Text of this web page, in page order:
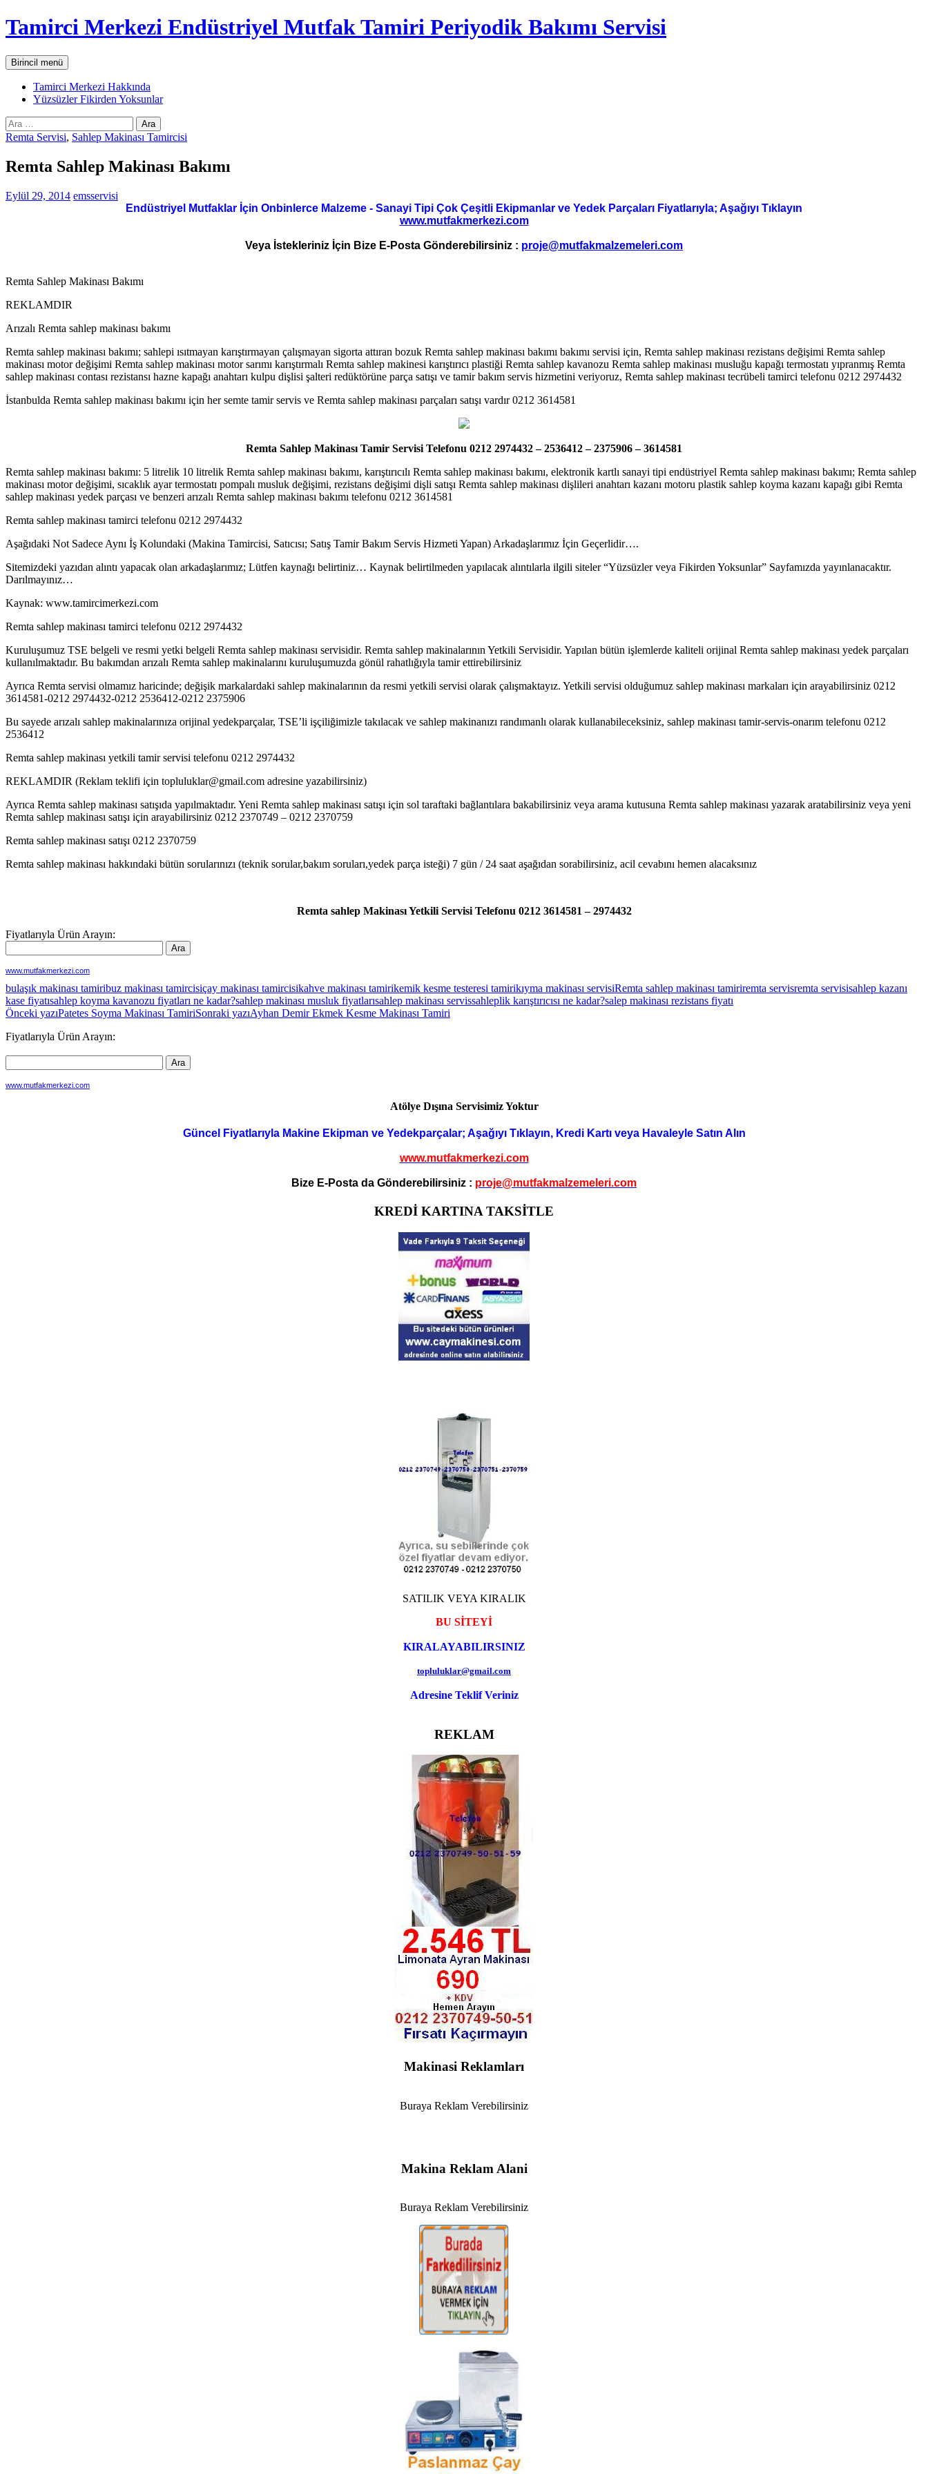
İçeriğe
atla
Tamirci Merkezi Endüstriyel Mutfak Tamiri Periyodik Bakımı Servisi
AraBirincil menü
Tamirci Merkezi Hakkında
Yüzsüzler Fikirden Yoksunlar
Arama:
Remta Servisi, Sahlep Makinası Tamircisi
Remta Sahlep Makinası Bakımı
Eylül 29, 2014 emsservisi
Endüstriyel Mutfaklar İçin Onbinlerce Malzeme - Sanayi Tipi Çok Çeşitli Ekipmanlar ve Yedek Parçaları Fiyatlarıyla; Aşağıyı Tıklayın
www.mutfakmerkezi.com
Veya İstekleriniz İçin Bize E-Posta Gönderebilirsiniz : proje@mutfakmalzemeleri.com
Remta Sahlep Makinası Bakımı
REKLAMDIR
Arızalı Remta sahlep makinası bakımı
Remta sahlep makinası bakımı; sahlepi ısıtmayan karıştırmayan çalışmayan sigorta attıran bozuk Remta sahlep makinası bakımı bakımı servisi için, Remta sahlep makinası rezistans değişimi Remta sahlep
makinası motor değişimi Remta sahlep makinası motor sarımı karıştırmalı Remta sahlep makinesi karıştırıcı plastiği Remta sahlep kavanozu Remta sahlep makinası musluğu kapağı termostatı yıpranmış Remta
sahlep makinası contası rezistansı hazne kapağı anahtarı kulpu dişlisi şalteri redüktörüne parça satışı ve tamir bakım servis hizmetini veriyoruz, Remta sahlep makinası tecrübeli tamirci telefonu 0212 2974432
İstanbulda Remta sahlep makinası bakımı için her semte tamir servis ve Remta sahlep makinası parçaları satışı vardır 0212 3614581
Remta Sahlep Makinası Tamir Servisi Telefonu 0212 2974432 – 2536412 – 2375906 – 3614581
Remta sahlep makinası bakımı: 5 litrelik 10 litrelik Remta sahlep makinası bakımı, karıştırıcılı Remta sahlep makinası bakımı, elektronik kartlı sanayi tipi endüstriyel Remta sahlep makinası bakımı; Remta sahlep
makinası motor değişimi, sıcaklık ayar termostatı pompalı musluk değişimi, rezistans değişimi dişli satışı Remta sahlep makinası dişlileri anahtarı kazanı motoru plastik sahlep koyma kazanı kapağı gibi Remta
sahlep makinası yedek parçası ve benzeri arızalı Remta sahlep makinası bakımı telefonu 0212 3614581
Remta sahlep makinası tamirci telefonu 0212 2974432
Aşağıdaki Not Sadece Aynı İş Kolundaki (Makina Tamircisi, Satıcısı; Satış Tamir Bakım Servis Hizmeti Yapan) Arkadaşlarımız İçin Geçerlidir….
Sitemizdeki yazıdan alıntı yapacak olan arkadaşlarımız; Lütfen kaynağı belirtiniz… Kaynak belirtilmeden yapılacak alıntılarla ilgili siteler “Yüzsüzler veya Fikirden Yoksunlar” Sayfamızda yayınlanacaktır.
Darılmayınız…
Kaynak: www.tamircimerkezi.com
Remta sahlep makinası tamirci telefonu 0212 2974432
Kuruluşumuz TSE belgeli ve resmi yetki belgeli Remta sahlep makinası servisidir. Remta sahlep makinalarının Yetkili Servisidir. Yapılan bütün işlemlerde kaliteli orijinal Remta sahlep makinası yedek parçaları
kullanılmaktadır. Bu bakımdan arızalı Remta sahlep makinalarını kuruluşumuzda gönül rahatlığıyla tamir ettirebilirsiniz
Ayrıca Remta servisi olmamız haricinde; değişik markalardaki sahlep makinalarının da resmi yetkili servisi olarak çalışmaktayız. Yetkili servisi olduğumuz sahlep makinası markaları için arayabilirsiniz 0212
3614581-0212 2974432-0212 2536412-0212 2375906
Bu sayede arızalı sahlep makinalarınıza orijinal yedekparçalar, TSE’li işçiliğimizle takılacak ve sahlep makinanızı randımanlı olarak kullanabileceksiniz, sahlep makinası tamir-servis-onarım telefonu 0212
2536412
Remta sahlep makinası yetkili tamir servisi telefonu 0212 2974432
REKLAMDIR (Reklam teklifi için topluluklar@gmail.com adresine yazabilirsiniz)
Ayrıca Remta sahlep makinası satışıda yapılmaktadır. Yeni Remta sahlep makinası satışı için sol taraftaki bağlantılara bakabilirsiniz veya arama kutusuna Remta sahlep makinası yazarak aratabilirsiniz veya yeni
Remta sahlep makinası satışı için arayabilirsiniz 0212 2370749 – 0212 2370759
Remta sahlep makinası satışı 0212 2370759
Remta sahlep makinası hakkındaki bütün sorularınızı (teknik sorular,bakım soruları,yedek parça isteği) 7 gün / 24 saat aşağıdan sorabilirsiniz, acil cevabını hemen alacaksınız
Remta sahlep Makinası Yetkili Servisi Telefonu 0212 3614581 – 2974432
Fiyatlarıyla Ürün Arayın:
www.mutfakmerkezi.com
bulaşık makinası tamiribuz makinası tamircisiçay makinası tamircisikahve makinası tamirikemik kesme testeresi tamirikıyma makinası servisiRemta sahlep makinası tamiriremta servisremta servisisahlep kazanı
kase fiyatısahlep koyma kavanozu fiyatları ne kadar?sahlep makinası musluk fiyatlarısahlep makinası servissahleplik karıştırıcısı ne kadar?salep makinası rezistans fiyatı
Yazı
dolaşımı
Önceki yazıPatetes Soyma Makinası TamiriSonraki yazıAyhan Demir Ekmek Kesme Makinası Tamiri
Fiyatlarıyla Ürün Arayın:
www.mutfakmerkezi.com
Atölye Dışına Servisimiz Yoktur
Güncel Fiyatlarıyla Makine Ekipman ve Yedekparçalar; Aşağıyı Tıklayın, Kredi Kartı veya Havaleyle Satın Alın
www.mutfakmerkezi.com
Bize E-Posta da Gönderebilirsiniz : proje@mutfakmalzemeleri.com
KREDİ KARTINA TAKSİTLE
SATILIK VEYA KIRALIK
BU SİTEYİ
KIRALAYABILIRSINIZ
topluluklar@gmail.com
Adresine Teklif Veriniz
REKLAM
Makinasi Reklamları
Buraya Reklam Verebilirsiniz
Makina Reklam Alani
Buraya Reklam Verebilirsiniz